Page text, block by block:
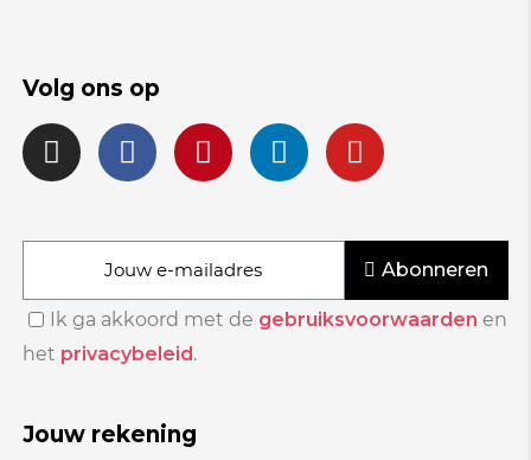
Volg ons op
Abonneren
Ik ga akkoord met de gebruiksvoorwaarden en
het privacybeleid.
Jouw rekening